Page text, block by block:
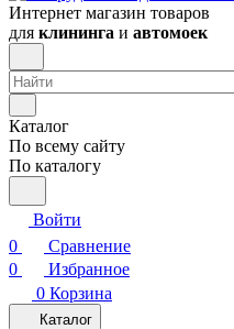
Интернет магазин товаров
для клининга и автомоек
Каталог
По всему сайту
По каталогу
Войти
0
Сравнение
0
Избранное
0 Корзина
Каталог